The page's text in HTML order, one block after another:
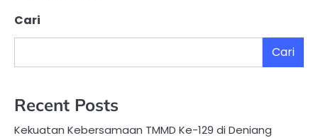
Cari
Cari
Recent Posts
Kekuatan Kebersamaan TMMD Ke-129 di Deniang